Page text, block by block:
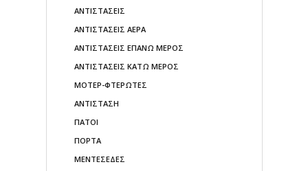
ΑΝΤΙΣΤΑΣΕΙΣ
ΑΝΤΙΣΤΑΣΕΙΣ ΑΕΡΑ
ΑΝΤΙΣΤΑΣΕΙΣ ΕΠΑΝΩ ΜΕΡΟΣ
ΑΝΤΙΣΤΑΣΕΙΣ ΚΑΤΩ ΜΕΡΟΣ
ΜΟΤΕΡ-ΦΤΕΡΩΤΕΣ
ΑΝΤΙΣΤΑΣΗ
ΠΑΤΟΙ
ΠΟΡΤΑ
ΜΕΝΤΕΣΕΔΕΣ